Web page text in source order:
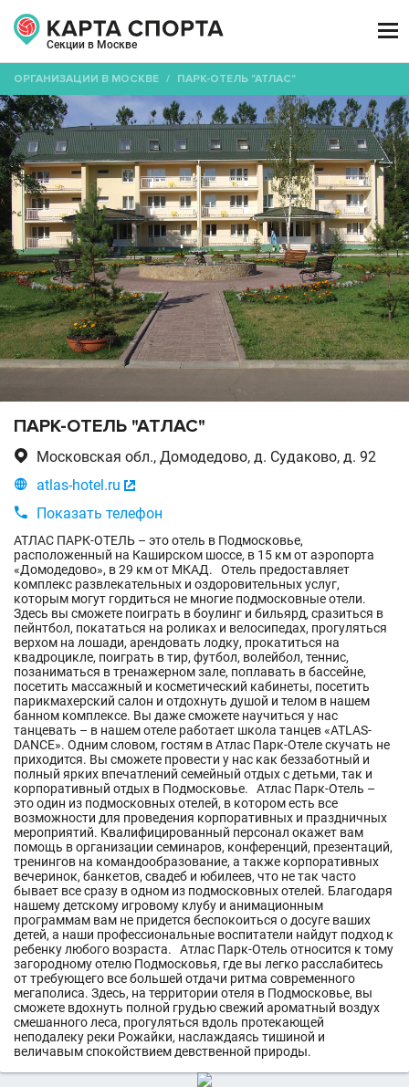
Секции в Москве

ОРГАНИЗАЦИИ В МОСКВЕ / ПАРК-ОТЕЛЬ "АТЛАС"
ПАРК-ОТЕЛЬ "АТЛАС"
 Московская обл., Домодедово, д. Судаково, д. 92
 atlas-hotel.ru 

Показать телефон
АТЛАС ПАРК-ОТЕЛЬ – это отель в Подмосковье,
расположенный на Каширском шоссе, в 15 км от аэропорта
«Домодедово», в 29 км от МКАД. Отель предоставляет
комплекс развлекательных и оздоровительных услуг,
которым могут гордиться не многие подмосковные отели.
Здесь вы сможете поиграть в боулинг и бильярд, сразиться в
пейнтбол, покататься на роликах и велосипедах, прогуляться
верхом на лошади, арендовать лодку, прокатиться на
квадроцикле, поиграть в тир, футбол, волейбол, теннис,
позаниматься в тренажерном зале, поплавать в бассейне,
посетить массажный и косметический кабинеты, посетить
парикмахерский салон и отдохнуть душой и телом в нашем
банном комплексе. Вы даже сможете научиться у нас
танцевать – в нашем отеле работает школа танцев «ATLAS-
DANCE». Одним словом, гостям в Атлас Парк-Отеле скучать не
приходится. Вы сможете провести у нас как беззаботный и
полный ярких впечатлений семейный отдых с детьми, так и
корпоративный отдых в Подмосковье. Атлас Парк-Отель –
это один из подмосковных отелей, в котором есть все
возможности для проведения корпоративных и праздничных
мероприятий. Квалифицированный персонал окажет вам
помощь в организации семинаров, конференций, презентаций,
тренингов на командообразование, а также корпоративных
вечеринок, банкетов, свадеб и юбилеев, что не так часто
бывает все сразу в одном из подмосковных отелей. Благодаря
нашему детскому игровому клубу и анимационным
программам вам не придется беспокоиться о досуге ваших
детей, а наши профессиональные воспитатели найдут подход к
ребенку любого возраста. Атлас Парк-Отель относится к тому
загородному отелю Подмосковья, где вы легко расслабитесь
от требующего все большей отдачи ритма современного
мегаполиса. Здесь, на территории отеля в Подмосковье, вы
сможете вдохнуть полной грудью свежий ароматный воздух
смешанного леса, прогуляться вдоль протекающей
неподалеку реки Рожайки, наслаждаясь тишиной и
величавым спокойствием девственной природы.